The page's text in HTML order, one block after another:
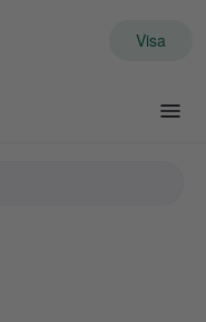
Visa